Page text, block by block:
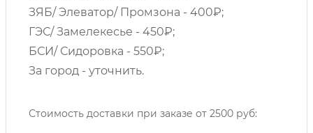
ЗЯБ/ Элеватор/ Промзона - 400₽;
ГЭС/ Замелекесье - 450₽;
БСИ/ Сидоровка - 550₽;
За город - уточнить.
Стоимость доставки при заказе от 2500 руб: